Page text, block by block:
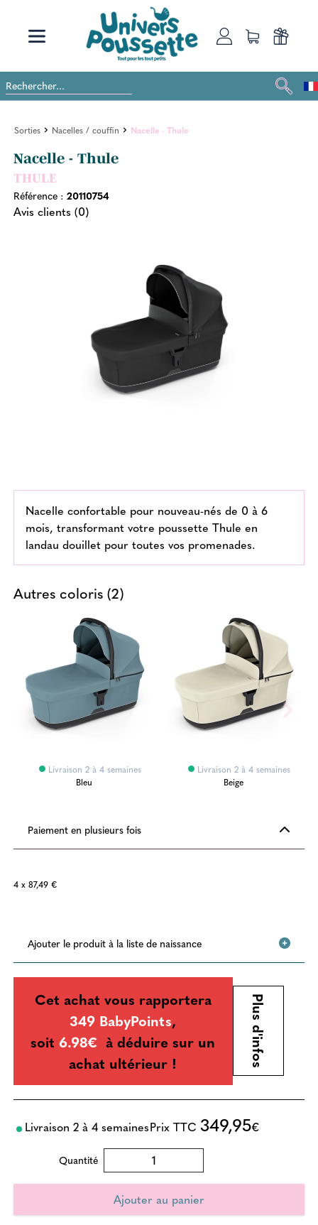
Sorties Nacelles / couffin Nacelle - Thule
Nacelle - Thule
THULE
Référence : 20110754
Avis clients (0)
Nacelle confortable pour nouveau-nés de 0 à 6
mois, transformant votre poussette Thule en
landau douillet pour toutes vos promenades.
Autres coloris (2)
Livraison 2 à 4 semaines
Bleu
Livraison 2 à 4 semaines
Beige
Paiement en plusieurs fois
4 x 87,49 €
Ajouter le produit à la liste de naissance
Cet achat vous rapportera
349 BabyPoints,
soit6.98€ à déduire sur un
achat ultérieur !
Plus d'infos
Livraison 2 à 4 semainesPrix TTC 349,95€
Quantité